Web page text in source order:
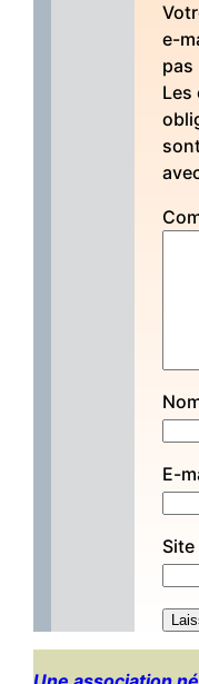
e-
pas
Les
E-